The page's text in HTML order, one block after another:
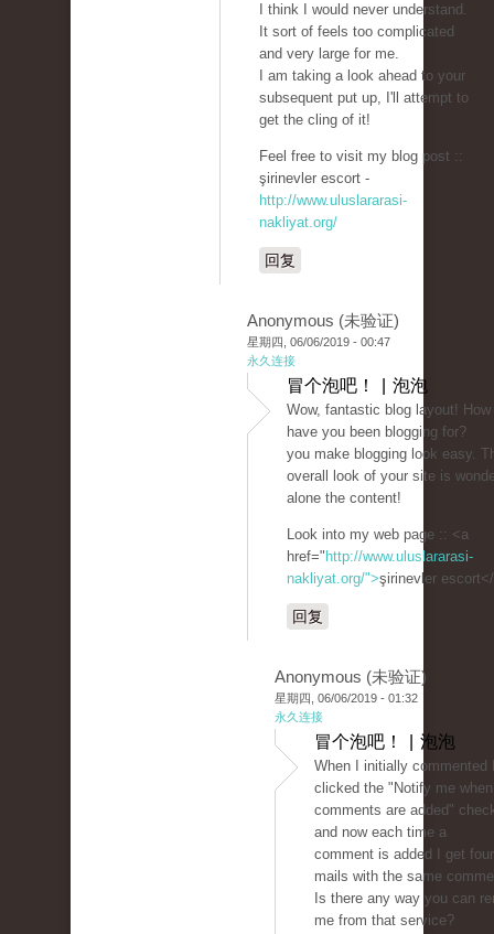
I think I would never understand.
It sort of feels too complicated
and very large for me.
I am taking a look ahead to your
subsequent put up, I'll attempt to
get the cling of it!
Feel free to visit my blog post ::
şirinevler escort -
http://www.uluslararasi-
nakliyat.org/
回复
Anonymous (未验证)
星期四, 06/06/2019 - 00:47
永久连接
冒个泡吧！ | 泡泡
Wow, fantastic blog layout! How
have you been blogging for?
you make blogging look easy.
overall look of your site is
alone the content!
Look into my web page :: <a
href=" http://www.uluslararasi-
nakliyat.org/">şirinevler
回复
Anonymous (未验证)
星期四, 06/06/2019 - 01:32
永久连接
冒个泡吧！ | 泡泡
When I initially commented
clicked the "Notify me
comments are added"
and now each time a
comment is added I get
mails with the same
Is there any way you can
me from that service?